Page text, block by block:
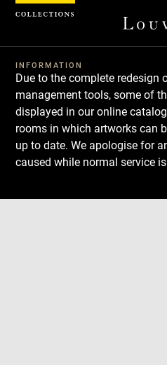
INFORMATION
Due to the complete redesign
management tools, some of
displayed in our online
rooms in which artworks can
up to date. We apologise for
caused while normal service
Download
Next
Previous
Cookies management panel